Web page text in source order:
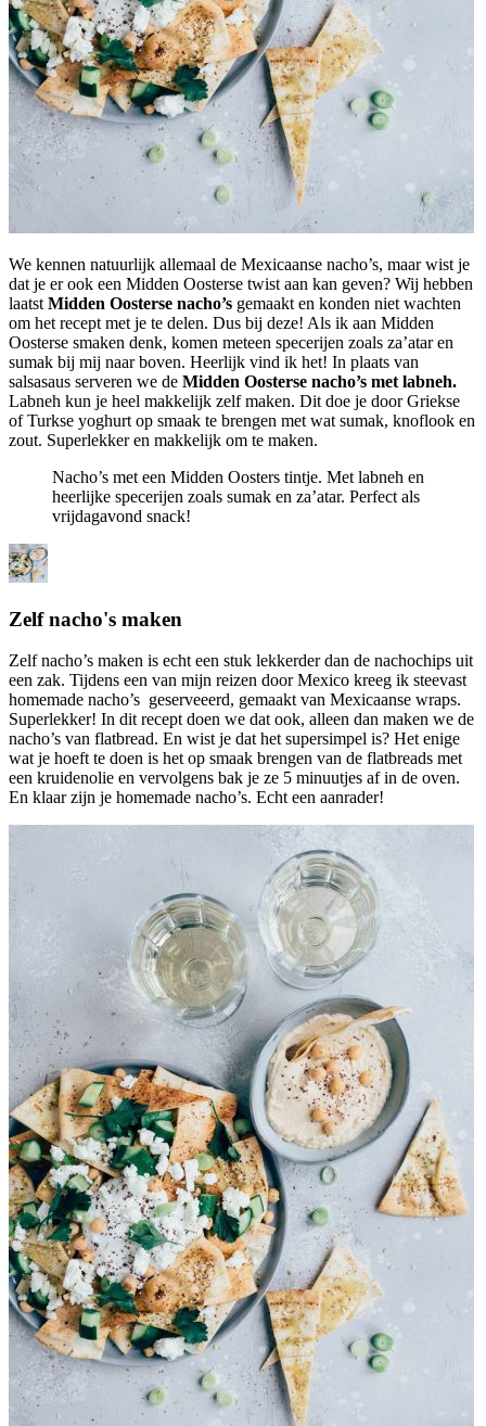
We kennen natuurlijk allemaal de Mexicaanse nacho’s, maar wist je
dat je er ook een Midden Oosterse twist aan kan geven? Wij hebben
laatst Midden Oosterse nacho’s gemaakt en konden niet wachten
om het recept met je te delen. Dus bij deze! Als ik aan Midden
Oosterse smaken denk, komen meteen specerijen zoals za’atar en
sumak bij mij naar boven. Heerlijk vind ik het! In plaats van
salsasaus serveren we de Midden Oosterse nacho’s met labneh.
Labneh kun je heel makkelijk zelf maken. Dit doe je door Griekse
of Turkse yoghurt op smaak te brengen met wat sumak, knoflook en
zout. Superlekker en makkelijk om te maken.
Nacho’s met een Midden Oosters tintje. Met labneh en
heerlijke specerijen zoals sumak en za’atar. Perfect als
vrijdagavond snack!
Zelf nacho's maken
Zelf nacho’s maken is echt een stuk lekkerder dan de nachochips uit
een zak. Tijdens een van mijn reizen door Mexico kreeg ik steevast
homemade nacho’s geserveeerd, gemaakt van Mexicaanse wraps.
Superlekker! In dit recept doen we dat ook, alleen dan maken we de
nacho’s van flatbread. En wist je dat het supersimpel is? Het enige
wat je hoeft te doen is het op smaak brengen van de flatbreads met
een kruidenolie en vervolgens bak je ze 5 minuutjes af in de oven.
En klaar zijn je homemade nacho’s. Echt een aanrader!